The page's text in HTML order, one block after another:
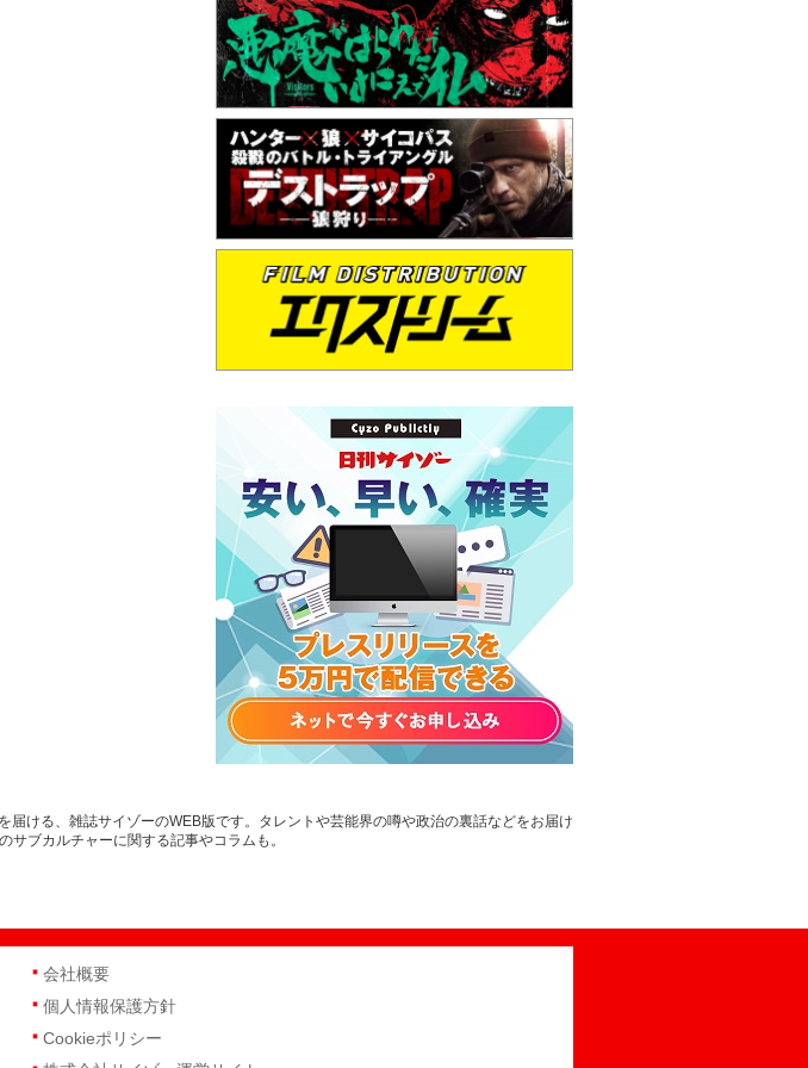
ける、雑誌サイゾーのWEB版です。タレントや芸能界の噂や政治の裏話などをお届け
ブカルチャーに関する記事やコラムも。
会社概要
個人情報保護方針
Cookieポリシー